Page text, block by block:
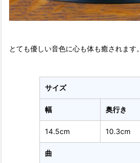
とても優しい音色に心も体も癒されます。
サイズ
幅 奥行き
14.5cm 10.3cm
曲